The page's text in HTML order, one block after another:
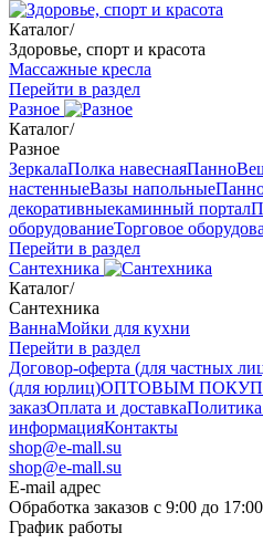
Каталог/
Здоровье, спорт и красота
Массажные кресла
Перейти в раздел
Разное
Каталог/
Разное
ЗеркалаПолка навеснаяПанно
настенныеВазы напольные
декоративныекаминный портал
оборудованиеТорговое
Перейти в раздел
Сантехника
Каталог/
Сантехника
ВаннаМойки для кухни
Перейти в раздел
Договор-оферта (для частных
(для юрлиц)ОПТОВЫМ
заказОплата и доставкаПолитика
информацияКонтакты
shop@e-mall.su
shop@e-mall.su
E-mail адрес
Обработка заказов с 9:00 до
График работы